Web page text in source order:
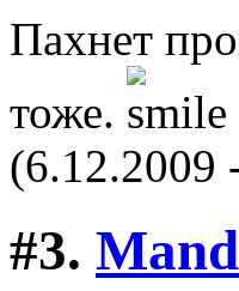
Пахнет
тоже.
(6.12.2009
#3.